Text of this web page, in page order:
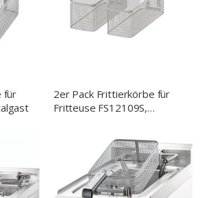
für
2er Pack Frittierkörbe für
Fritteuse FS12109S,